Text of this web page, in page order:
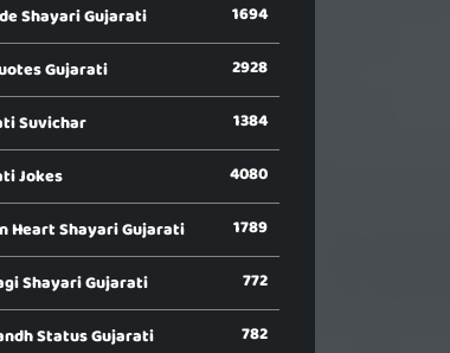
Shayari Gujarati 1694
Gujarati 2928
Suvichar 1384
Jokes 4080
Heart Shayari Gujarati 1789
Shayari Gujarati 772
Status Gujarati 782